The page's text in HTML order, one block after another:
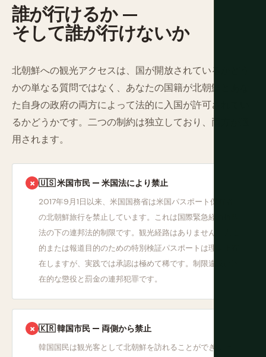
誰が行けるか —
そして誰が行けないか
北朝鮮への観光アクセスは、国が開放されているかどう
かの単なる質問ではなく、あなたの国籍が北朝鮮とあな
た自身の政府の両方によって法的に入国が許可されてい
るかどうかです。二つの制約は独立しており、両方が適
用されます。
✗ 🇺🇸 米国市民 — 米国法により禁止
2017年9月1日以来、米国国務省は米国パスポート保有者
の北朝鮮旅行を禁止しています。これは国際緊急経済権限
法の下の連邦法的制限です。観光経路はありません。人道
的または報道目的のための特別検証パスポートは理論上存
在しますが、実践では承認は極めて稀です。制限違反は潜
在的な懲役と罰金の連邦犯罪です。
✗ 🇰🇷 韓国市民 — 両側から禁止
韓国国民は観光客として北朝鮮を訪れることができませ